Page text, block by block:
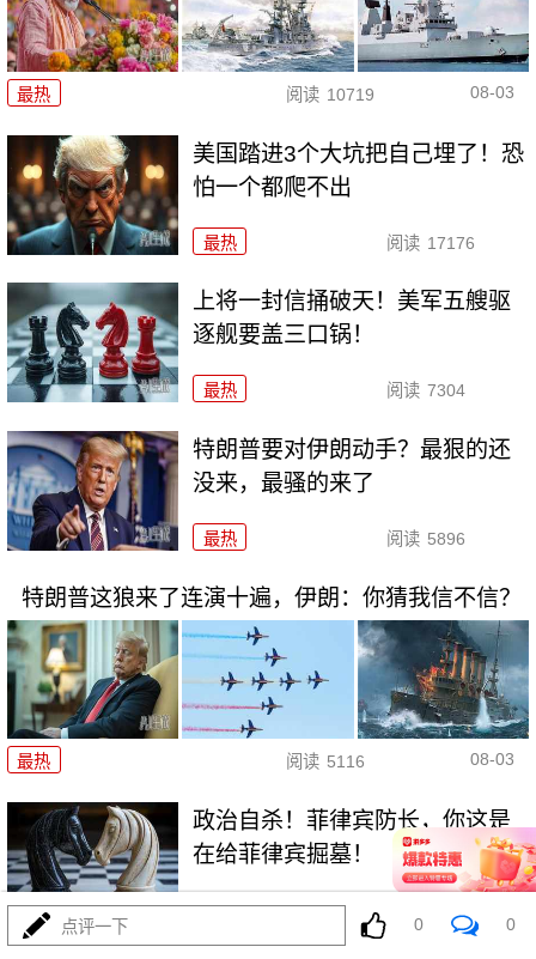
最热 阅读 10719 08-03
美国踏进3个大坑把自己埋了！恐
怕一个都爬不出
最热 阅读 17176
上将一封信捅破天！美军五艘驱
逐舰要盖三口锅！
最热 阅读 7304
特朗普要对伊朗动手？最狠的还
没来，最骚的来了
最热 阅读 5896
特朗普这狼来了连演十遍，伊朗：你猜我信不信？
最热 阅读 5116 08-03
政治自杀！菲律宾防长，你这是
在给菲律宾掘墓！
最热
点评一下 0 0